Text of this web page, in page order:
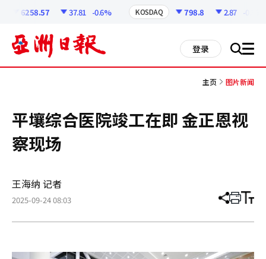
6258.57 37.81 -0.6% KOSDAQ 798.8 2.87 -0.36%
登录 搜 all
主页 图片新闻
平壤综合医院竣工在即 金正恩视
察现场
王海纳 记者
2025-09-24 08:03 分
章
打 调
小